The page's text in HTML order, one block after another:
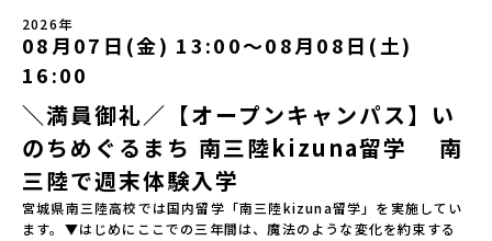
合、以下のルールに沿って対応させていただきます。ご了承くださ
い。プログラム開催日の前日＜7月27日＞から、【キャンセルのご連
絡日：お支払いいただく旅行代金】・21日目にあたる日以前：無
の前日：40％・プログラム開始日当日：50％・ご連絡無しでの不参
加またはプログラム開始後の解除：100％・催行中止について天候な
どの状況等によって開催を見合わせる可能性があります。その場合
は原則、開催日1週間前までにご連絡いたします。又、最少催行人数
に達しなかった場合は、開催日3週間前までに催行中止の旨をメール
にてご連絡いたします。・よくあるご質問その他、よくあるご質問
「@miratabi.jp」からのメールを受信できるよう設定をお願いいた
します。※結果に関する個別のお問合せにはお答えしておりません
ので、ご了承ください。・お申し込みについてお申込はお一人様1回
変更はできません。お申込時は、メールアドレスの入力間違いにご
注意ください。・宿泊について１室に複数(同性2～4名程度)で宿泊
いただく予定です。・食事アレルギー対応について個別の詳細なア
レルギー対応希望にはお応えしかねる場合がございます。対応が必
要な場合は必ず事前にご相談ください。・参加取消や急遽参加でき
なくなった場合について参加決定後の参加お取り消しはご遠慮下さ
い。やむを得ないお取り消しの場合はお早めに事務局までご連絡く
14:30 解散【対象】中学2年生、中学3年生【宿泊先】ペンションき
らく※1室に複数(同性2～4名程度)で宿泊いただく予定です。【旅行
代金】無料※旅行代金に含まれる費用のうち、以下の内容が無料と
なります：・宿泊費（2泊分）・プログラム内のアクティビティ・体
験費用・一部の食事代*以下の費用は参加者のご負担となります・集
合場所までの往復交通費・お土産代や自由時間の個人飲食費などの
個人的費用【募集人数】最大10名（お申し込み多数の場合は抽選の
上決定）【参加者決定】お申し込み多数の場合は、締め切り後1週間
を目途に当落結果をご連絡いたします。【申し込み締切】6月8日
(月)12：00 から 6月22日(月) 12：00まで疑問も不安もワクワクに
変える！「おためし地域留学」ステップアップ説明会プログラムの
ける活動を行っています。今回のプログラムでは、この取り組みを
行う高校生たちと一緒に夕食づくりを体験。地域の食文化と向き合
っている先輩から直接話を聞くことができます🎵先輩たちとの交流
んな他にはないスペシャルな魅力がギュッと詰まった北海道標津町
でアクティビティをしたり、五感で感じるフィールドワークをしな
がら「雄大な自然と生き物」「伝統的な産業と人々の暮らし」の魅
力に触れ一緒に探求しませんか？体験のおすすめポイント体験プロ
グラム内容（予定）＜１日目＞（PM）「オリエンテーション・自己
紹介ワーク」「サーモン科学館見学」 -「鮭の聖地・しべつ」の歴
史や成り立ちを知る「夕食」 -高校生も一緒にみんなで夕食「1日
2026年
08月07日(金) 13:00〜08月08日(土)
16:00
＼満員御礼／【オープンキャンパス】い
のちめぐるまち 南三陸kizuna留学 南
三陸で週末体験入学
宮城県南三陸高校では国内留学「南三陸kizuna留学」を実施してい
ます。▼はじめにここでの三年間は、魔法のような変化を約束する